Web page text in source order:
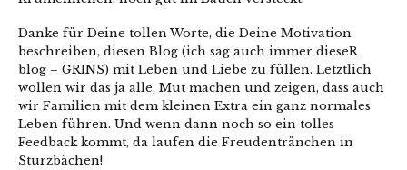
Danke für Deine tollen Worte, die Deine Motivation
beschreiben, diesen Blog (ich sag auch immer dieseR
blog – GRINS) mit Leben und Liebe zu füllen. Letztlich
wollen wir das ja alle, Mut machen und zeigen, dass auch
wir Familien mit dem kleinen Extra ein ganz normales
Leben führen. Und wenn dann noch so ein tolles
Feedback kommt, da laufen die Freudentränchen in
Sturzbächen!